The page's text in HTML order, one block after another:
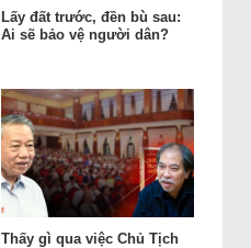
Lấy đất trước, đền bù sau:
Ai sẽ bảo vệ người dân?
Thấy gì qua việc Chủ Tịch